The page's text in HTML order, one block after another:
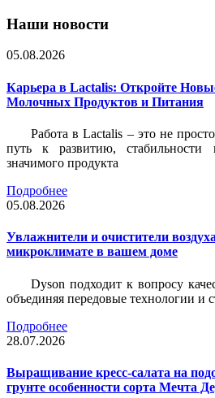
Наши новости
05.08.2026
Карьера в Lactalis: Откройте
Молочных Продуктов и Питания
Работа в Lactalis – это не
путь к развитию,
значимого продукта
Подробнее
05.08.2026
Увлажнители и очистители
микроклимате в вашем доме
Dyson подходит к вопросу
объединяя передовые технологии и
Подробнее
28.07.2026
Выращивание кресс-салата на
грунте особенности сорта Мечта